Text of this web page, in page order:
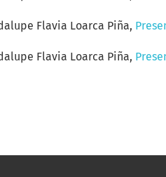
Flavia Loarca Piña,
Flavia Loarca Piña,